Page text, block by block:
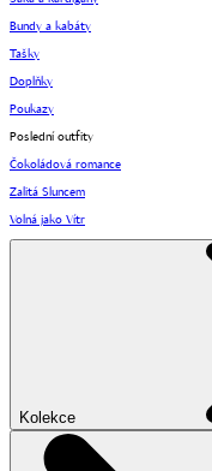
Bundy a kabáty
Tašky
Doplňky
Poukazy
Poslední outfity
Čokoládová romance
Zalitá Sluncem
Volná jako Vítr
Kolekce